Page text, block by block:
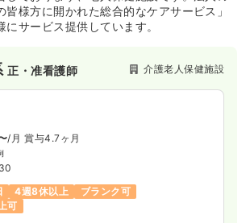
皆様方に開かれた総合的なケアサービス」
サービス提供しています。
正・准看護師 介護老人保健施設
/月 賞与4.7ヶ月
4週8休以上
ブランク可
可